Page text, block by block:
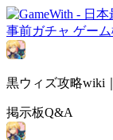
事前ガチャ ゲー
黒ウィズ攻略wiki
掲示板Q&A